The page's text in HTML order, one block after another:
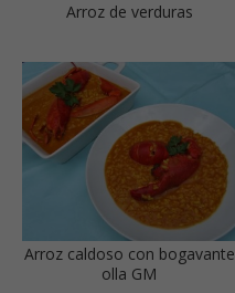
Arroz de verduras
Arroz caldoso con bogavante
olla GM